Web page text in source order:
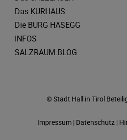
Das KURHAUS
Die BURG HASEGG
INFOS
SALZRAUM.BLOG
© Stadt Hall in Tirol
Impressum | Datenschutz |